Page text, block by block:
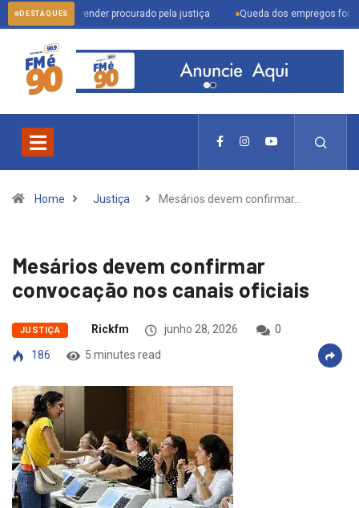
DESTAQUES
para prender procurado pela justiça Queda dos empregos formais em
Home Justiça Mesários devem confirmar…
Mesários devem confirmar
convocação nos canais oficiais
JUSTIÇA Rickfm junho 28, 2026
0
186
5 minutes read